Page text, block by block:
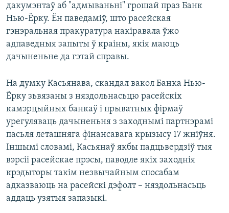
дакумэнтаў аб "адмываньні" грошай праз Банк
Нью-Ёрку. Ён паведаміў, што расейская
гэнэральная пракуратура накіравала ўжо
адпаведныя запыты ў краіны, якія маюць
дачыненьне да гэтай справы.
На думку Касьянава, скандал вакол Банка Нью-
Ёрку зьвязаны з няздольнасьцю расейскіх
камэрцыйных банкаў і прыватных фірмаў
урегуляваць дачыненьня з заходнымі партнэрамі
пасьля леташняга фінансавага крызысу 17 жніўня.
Іншымі словамі, Касьянаў якбы падцьвердзіў тыя
вэрсіі расейскае прэсы, паводле якіх заходнія
крэдыторы такім незвычайным спосабам
адказваюць на расейскі дэфолт – няздольнасьць
аддаць узятыя запазыкі.